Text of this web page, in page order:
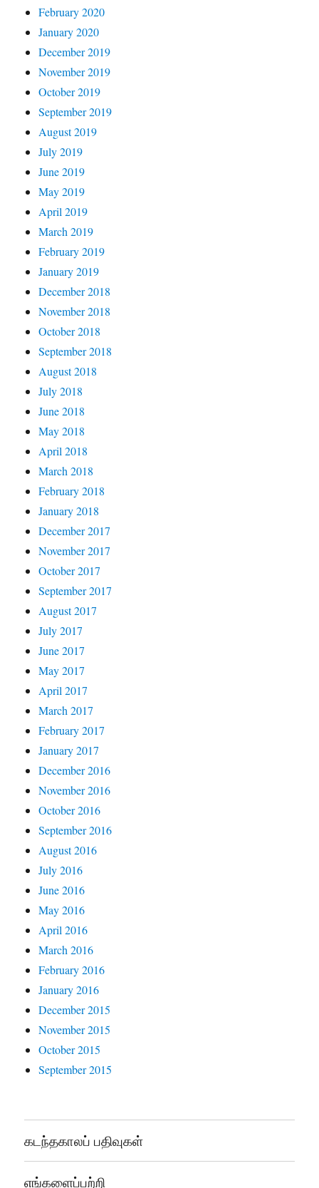
February 2020
January 2020
December 2019
November 2019
October 2019
September 2019
August 2019
July 2019
June 2019
May 2019
April 2019
March 2019
February 2019
January 2019
December 2018
November 2018
October 2018
September 2018
August 2018
July 2018
June 2018
May 2018
April 2018
March 2018
February 2018
January 2018
December 2017
November 2017
October 2017
September 2017
August 2017
July 2017
June 2017
May 2017
April 2017
March 2017
February 2017
January 2017
December 2016
November 2016
October 2016
September 2016
August 2016
July 2016
June 2016
May 2016
April 2016
March 2016
February 2016
January 2016
December 2015
November 2015
October 2015
September 2015
கடந்தகாலப் பதிவுகள்
எங்களைப்பற்றி